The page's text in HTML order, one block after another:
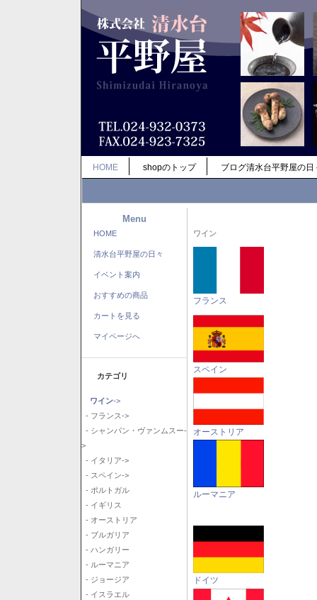
HOME shopのトップ ブログ清水台平野屋の日
Menu
HOME
清水台平野屋の日々
イベント案内
おすすめの商品
カートを見る
マイページへ
カテゴリ
ワイン->
- フランス->
- シャンパン・ヴァンムスー-
>
- イタリア->
- スペイン->
- ポルトガル
- イギリス
- オーストリア
- ブルガリア
- ハンガリー
- ルーマニア
- ジョージア
- イスラエル
ワイン
フランス
スペイン
オーストリア
ルーマニア
ドイツ